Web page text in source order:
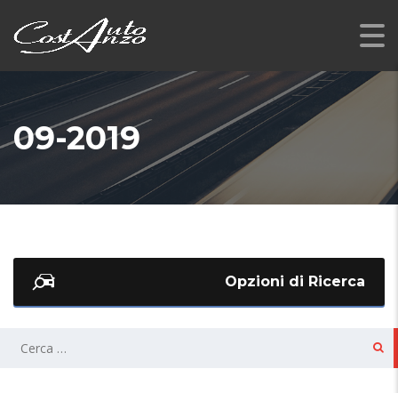
09-2019
Opzioni di Ricerca